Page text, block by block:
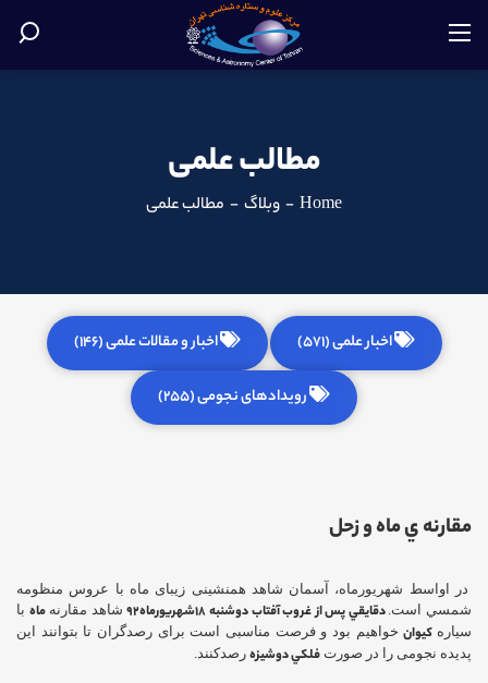
مطالب علمی
Home
- وبلاگ - مطالب علمی
اخبار علمی (571) اخبار و مقالات علمی (146)
رویدادهای نجومی (255)
مقارنه ي ماه و زحل
در اواسط شهريورماه، آسمان شاهد همنشینی زیبای ماه با عروس منظومه
شمسي است. دقايقي پس از غروب آفتاب دوشنبه 18شهريورماه92 شاهد مقارنهماه با
سیاره كيوانخواهیم بود و فرصت مناسبی است برای رصدگران تا بتوانند این
پدیده نجومی را در صورت فلكي دوشيزه رصدکنند.